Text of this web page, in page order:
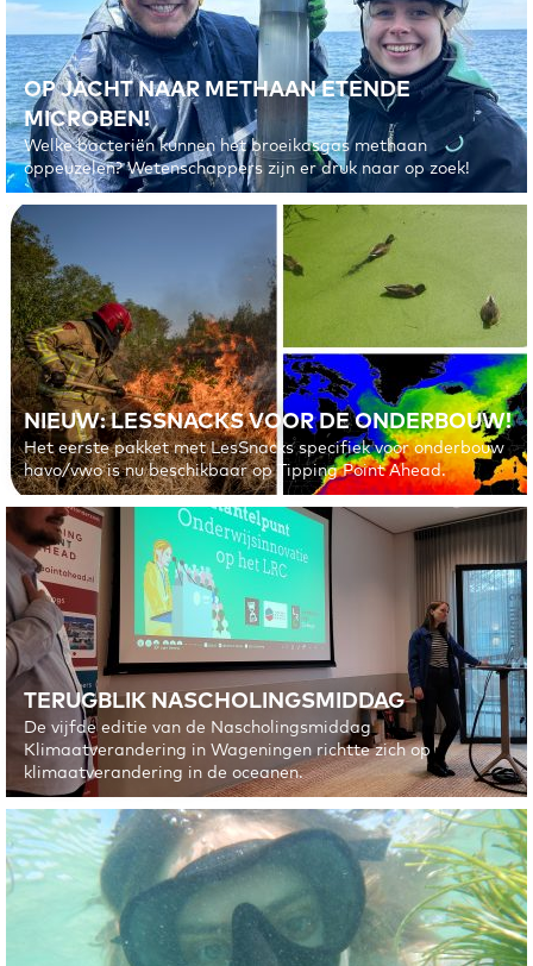
© 2026 EMBRACER PRIVACYVERKLARING
OP JACHT NAAR METHAAN ETENDE
MICROBEN!
Welke bacteriën kunnen het broeikasgas methaan
oppeuzelen? Wetenschappers zijn er druk naar op zoek!
NIEUW: LESSNACKS VOOR DE ONDERBOUW!
Het eerste pakket met LesSnacks specifiek voor onderbouw
havo/vwo is nu beschikbaar op Tipping Point Ahead.
TERUGBLIK NASCHOLINGSMIDDAG
De vijfde editie van de Nascholingsmiddag
Klimaatverandering in Wageningen richtte zich op
klimaatverandering in de oceanen.